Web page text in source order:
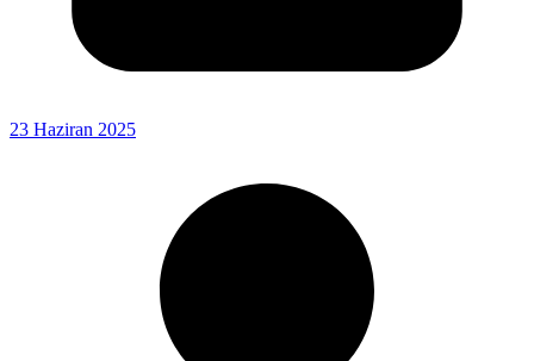
23 Haziran 2025